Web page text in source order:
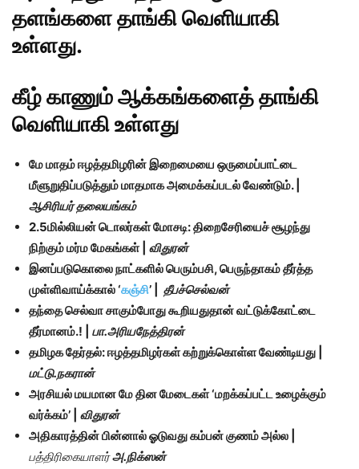
தளங்களை தாங்கி வெளியாகி
உள்ளது.
கீழ் காணும் ஆக்கங்களைத் தாங்கி
வெளியாகி உள்ளது
மே மாதம் ஈழத்தமிழரின் இறைமையை ஒருமைப்பாட்டை
மீளுறுதிப்படுத்தும் மாதமாக அமைக்கப்படல் வேண்டும். |
ஆசிரியர் தலையங்கம்
2.5மில்லியன் டொலர்கள் மோசடி: திறைசேரியைச் சூழந்து
நிற்கும் மர்ம மேகங்கள் | விதுரன்
இனப்படுகொலை நாட்களில் பெரும்பசி, பெருந்தாகம் தீர்த்த
முள்ளிவாய்க்கால் ‘கஞ்சி’ |
தீபச்செல்வன்
தந்தை செல்வா சாகும்போது கூறியதுதான் வட்டுக்கோட்டை
தீர்மானம்.! | பா.அரியநேத்திரன்
தமிழக தேர்தல்: ஈழத்தமிழர்கள் கற்றுக்கொள்ள வேண்டியது |
மட்டு.நகரான்
அரசியல் மயமான மே தின மேடைகள் ‘மறக்கப்பட்ட உழைக்கும்
வர்க்கம்’ | விதுரன்
அதிகாரத்தின் பின்னால் ஓடுவது கம்பன் குணம் அல்ல |
பத்திரிகையாளர்அ.நிக்ஸன்